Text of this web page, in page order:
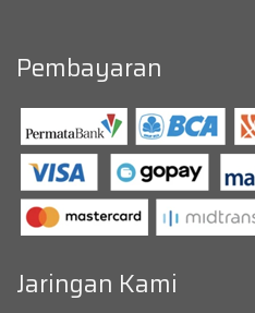
Pembayaran
Jaringan Kami